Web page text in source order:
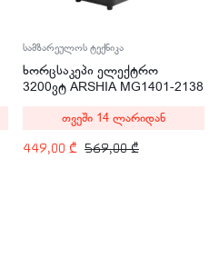
სამზარეულოს ტექნიკა
ხორცსაკეპი ელექტრო
3200ვტ ARSHIA MG1401-2138
569,00₾
449,00 ₾
თვეში 14 ლარიდან